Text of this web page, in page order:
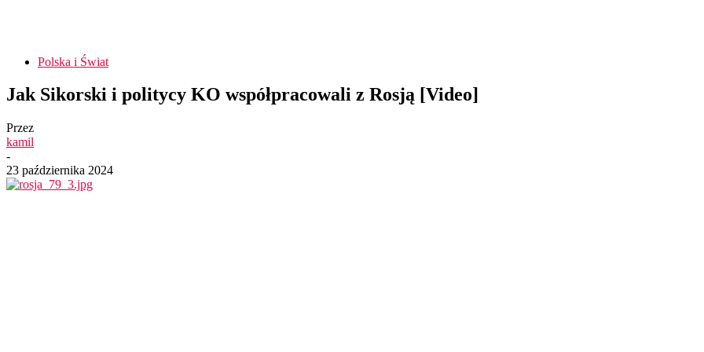
Polska i Świat
Jak Sikorski i politycy KO współpracowali z Rosją [Video]
Przez
kamil
-
23 października 2024